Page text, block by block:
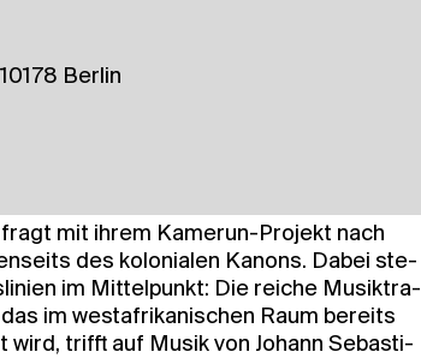
Berlin
mit ihrem Kame­run-Pro­jekt nach
des kolo­nia­len Kanons. Dabei ste­
im Mit­tel­punkt: Die rei­che Musik­tra­
im west­afri­ka­ni­schen Raum bereits
wird, trifft auf Musik von Johann Sebas­ti­